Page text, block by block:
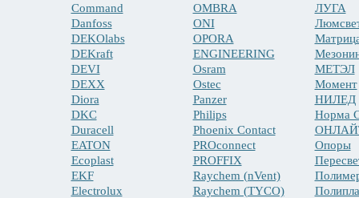
Command
Danfoss
DEKOlabs
DEKraft
DEVI
DEXX
Diora
DKC
Duracell
EATON
Ecoplast
EKF
Electrolux
OMBRA
ONI
OPORA
ENGINEERING
Osram
Ostec
Panzer
Philips
Phoenix Contact
PROconnect
PROFFIX
Raychem (nVent)
Raychem (TYCO)
ЛУГА
МЕТЭЛ
Момент
НИЛЕД
Норма
Опоры